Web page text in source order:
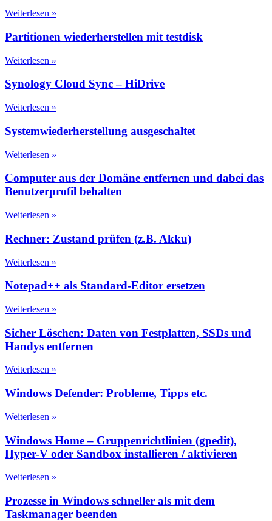
Weiterlesen »
Partitionen wiederherstellen mit testdisk
Weiterlesen »
Synology Cloud Sync – HiDrive
Weiterlesen »
Systemwiederherstellung ausgeschaltet
Weiterlesen »
Computer aus der Domäne entfernen und dabei das
Benutzerprofil behalten
Weiterlesen »
Rechner: Zustand prüfen (z.B. Akku)
Weiterlesen »
Notepad++ als Standard-Editor ersetzen
Weiterlesen »
Sicher Löschen: Daten von Festplatten, SSDs und
Handys entfernen
Weiterlesen »
Windows Defender: Probleme, Tipps etc.
Weiterlesen »
Windows Home – Gruppenrichtlinien (gpedit),
Hyper-V oder Sandbox installieren / aktivieren
Weiterlesen »
Prozesse in Windows schneller als mit dem
Taskmanager beenden